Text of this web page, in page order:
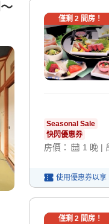
僅剩 2間房！
Seasonal Sale
快閃優惠券
房價： 1 晚 |
使用優惠券以享
僅剩 2間房！